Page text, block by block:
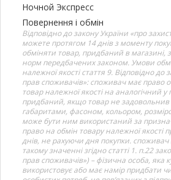
Ночной Экспресс
Повернення і обмін
Відповідно до закону України «про
можете протягом 14 днів з моменту
обміняти товар, придбаний в магазині,
норм передбачених законом. Умови
належної якості стаття 9. Відповідно до
прав споживачів»: споживач має право
товар належної якості на аналогічний у
придбаний, якщо товар не
габаритами, фасоном, кольором,
може бути ним використаний за
право на обмін товару належної якості
днів, не рахуючи дня покупки.
такому значенні згідно статті 1. п.22
прав споживачів») – фізична особа, яка
використовує або має намір придбати